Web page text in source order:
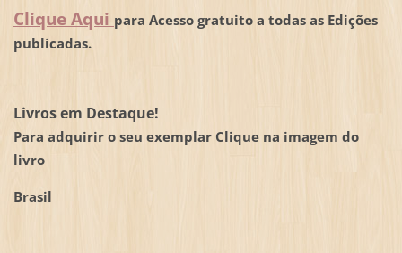
Clique Aqui para Acesso gratuito a todas as Edições
publicadas.
Livros em Destaque!
Para adquirir o seu exemplar Clique na imagem do
livro
Brasil